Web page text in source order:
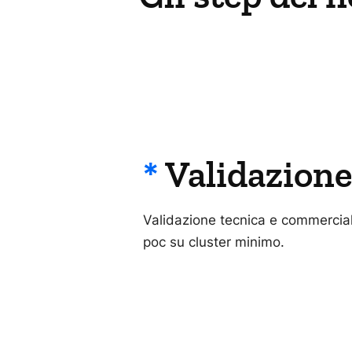
*Validazione
Validazione tecnica e
poc su cluster minimo.